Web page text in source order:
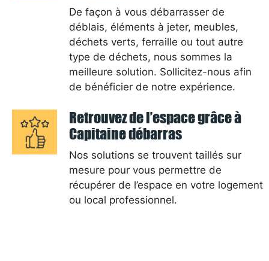
De façon à vous débarrasser de
déblais, éléments à jeter, meubles,
déchets verts, ferraille ou tout autre
type de déchets, nous sommes la
meilleure solution. Sollicitez-nous afin
de bénéficier de notre expérience.
Retrouvez de l’espace grâce à
Capitaine débarras
Nos solutions se trouvent taillés sur
mesure pour vous permettre de
récupérer de l’espace en votre logement
ou local professionnel.